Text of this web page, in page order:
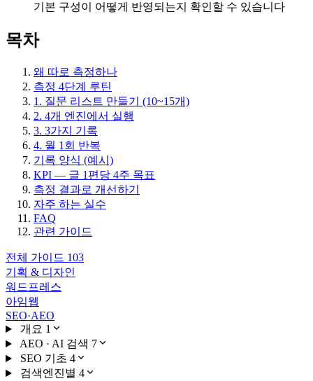
기본 구성이 어떻게 반영되는지 확인할 수 있습니다
목차
왜 따로 측정하나
측정 4단계 루틴
1. 질문 리스트 만들기 (10~15개)
2. 4개 엔진에서 실행
3. 3가지 기록
4. 월 1회 반복
기록 양식 (예시)
KPI — 글 1편당 4주 목표
측정 결과로 개선하기
자주 하는 실수
FAQ
관련 가이드
전체 가이드 103
기획 & 디자인
워드프레스
아임웹
SEO·AEO
개요 1
AEO · AI 검색 7
SEO 기초 4
검색엔진별 4